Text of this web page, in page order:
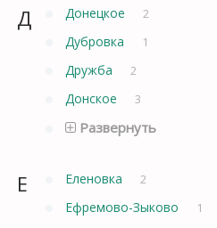
Д Донецкое 2
Дубровка 1
Дружба 2
Донское 3
Развернуть
Е Еленовка 2
Ефремово-Зыково 1